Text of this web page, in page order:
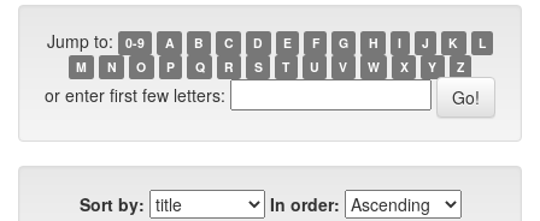
Jump to: 0-9 A B C D E F G H I J K
L
M
N O P Q R S T U V W X Y Z
or enter first few letters:
Sort by:
In order: